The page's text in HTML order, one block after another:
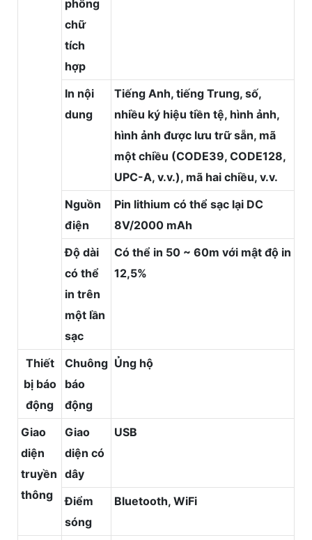
phông
chữ
tích
hợp
In nội
dung
Tiếng Anh, tiếng Trung, số,
nhiều ký hiệu tiền tệ, hình ảnh,
hình ảnh được lưu trữ sẵn, mã
một chiều (CODE39, CODE128,
UPC-A, v.v.), mã hai chiều, v.v.
Nguồn
điện
Pin lithium có thể sạc lại DC
8V/2000 mAh
Độ dài
có thể
in trên
một lần
sạc
Có thể in 50 ~ 60m với mật độ in
12,5%
Thiết
bị báo
động
Chuông
báo
động
Ủng hộ
Giao
diện
truyền
thông
Giao
diện có
dây
USB
Điểm
sóng
Bluetooth, WiFi